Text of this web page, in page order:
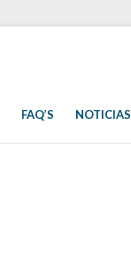
FAQ’S NOTICIAS